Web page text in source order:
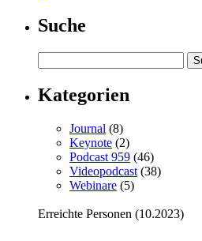
Suche
Kategorien
Journal (8)
Keynote (2)
Podcast 959 (46)
Videopodcast (38)
Webinare (5)
Erreichte Personen (10.2023)